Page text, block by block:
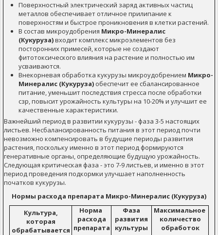
Поверхностный электрический заряд активных частиц
металлов обеспечивает отличное прилипание к
поверхностям и быстрое проникновения в клетки растений.
В состав микроудобрения Микро-Минералис
(Кукуруза)входит комплекс микроэлементов без
посторонних примесей, которые не создают
фитотоксического влияния на растение и полностью им
усваиваются.
Внекорневая обработка кукурузы микроудобрением Микро-
Минералис (Кукуруза) обеспечит ее сбалансированное
питание, уменьшит последствия стресса после обработки
сзр, повысит урожайность культуры на 10-20% и улучшит ее
качественные характеристики.
Важнейший период в развитии кукурузы - фаза 3-5 настоящих
листьев. Несбалансированность питания в этот период почти
невозможно компенсировать в будущие периоды развития
растения, поскольку именно в этот период формируются
генеративные органы, определяющие будущую урожайность.
Следующая критическая фаза - это 7-9 листьев, и именно в этот
период проведения подкормки улучшает наполненность
початков кукурузы.
Нормы расхода препарата Микро-Минералис (Кукуруза)
Культура,
которая
обрабатывается
Норма
расхода
препарата
Фаза
развития
культуры
Максимальное
количество
обработок